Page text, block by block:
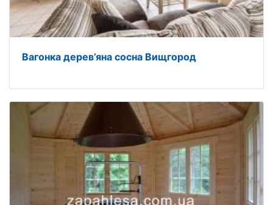
Вагонка дерев’яна сосна Вищгород